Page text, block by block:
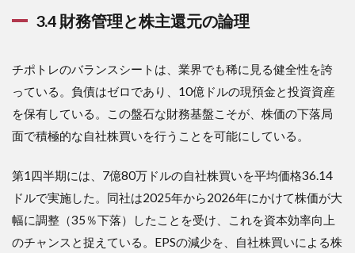
3.4 財務管理と株主還元の論理
チポトレのバランスシートは、業界でも稀に見る健全性を誇
っている。負債はゼロであり、10億ドルの現預金と投資資産
を保有している。この盤石な財務基盤こそが、株価の下落局
面で積極的な自社株買いを行うことを可能にしている。
第1四半期には、7億80万ドルの自社株買いを平均価格36.14
ドルで実施した。同社は2025年から2026年にかけて株価が大
幅に調整（35％下落）したことを受け、これを資本効率向上
のチャンスと捉えている。EPSの減少を、自社株買いによる株